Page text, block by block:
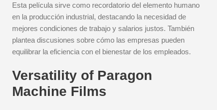
Esta película sirve como recordatorio del elemento humano
en la producción industrial, destacando la necesidad de
mejores condiciones de trabajo y salarios justos. También
plantea discusiones sobre cómo las empresas pueden
equilibrar la eficiencia con el bienestar de los empleados.
Versatility of Paragon
Machine Films